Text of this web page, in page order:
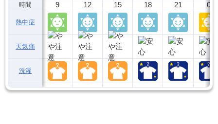
時間
熱中症
天気痛
洗濯
9 12 15 18 21 0